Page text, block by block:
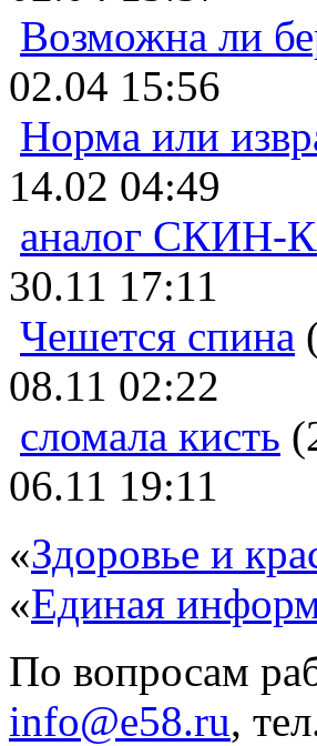
Возможна ли
02.04 15:56
Норма или
14.02 04:49
аналог СКИН-
30.11 17:11
Чешется спина
08.11 02:22
сломала кисть
06.11 19:11
«Здоровье и
«Единая
По вопросам
info@e58.ru,